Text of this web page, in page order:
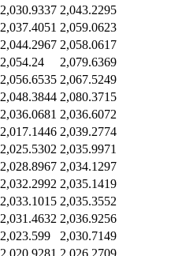
2,030.9337 2,043.2295
2,037.4051 2,059.0623
2,044.2967 2,058.0617
2,054.24
2,079.6369
2,056.6535 2,067.5249
2,048.3844 2,080.3715
2,036.0681 2,036.6072
2,017.1446 2,039.2774
2,025.5302 2,035.9971
2,028.8967 2,034.1297
2,032.2992 2,035.1419
2,033.1015 2,035.3552
2,031.4632 2,036.9256
2,023.599
2,030.7149
2,020.9281 2,026.2709